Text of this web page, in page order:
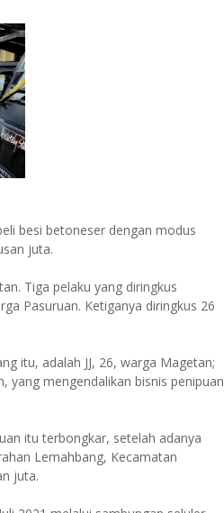
besi betoneser dengan modus
juta.
Tiga pelaku yang diringkus
Pasuruan. Ketiganya diringkus 26
itu, adalah JJ, 26, warga Magetan;
yang mengendalikan bisnis penipuan
itu terbongkar, setelah adanya
Lemahbang, Kecamatan
juta.